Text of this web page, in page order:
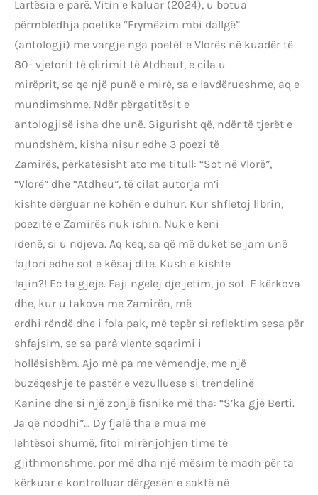
Lartësia e parë. Vitin e kaluar (2024), u botua
përmbledhja poetike “Frymëzim mbi dallgë”
(antologji) me vargje nga poetët e Vlorës në kuadër të
80- vjetorit të çlirimit të Atdheut, e cila u
mirëprit, se qe një punë e mirë, sa e lavdërueshme, aq e
mundimshme. Ndër përgatitësit e
antologjisë isha dhe unë. Sigurisht që, ndër të tjerët e
mundshëm, kisha nisur edhe 3 poezi të
Zamirës, përkatësisht ato me titull: “Sot në Vlorë”,
“Vlorë” dhe “Atdheu”, të cilat autorja m’i
kishte dërguar në kohën e duhur. Kur shfletoj librin,
poezitë e Zamirës nuk ishin. Nuk e keni
idenë, si u ndjeva. Aq keq, sa që më duket se jam unë
fajtori edhe sot e kësaj dite. Kush e kishte
fajin?! Ec ta gjeje. Faji ngelej dje jetim, jo sot. E kërkova
dhe, kur u takova me Zamirën, më
erdhi rëndë dhe i fola pak, më tepër si reflektim sesa për
shfajsim, se sa parà vlente sqarimi i
hollësishëm. Ajo më pa me vëmendje, me një
buzëqeshje të pastër e vezulluese si trëndelinë
Kanine dhe si një zonjë fisnike më tha: “S’ka gjë Berti.
Ja që ndodhi”… Dy fjalë tha e mua më
lehtësoi shumë, fitoi mirënjohjen time të
gjithmonshme, por më dha një mësim të madh për ta
kërkuar e kontrolluar dërgesën e saktë në